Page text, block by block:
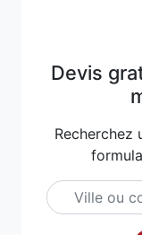
Devis
Recherchez